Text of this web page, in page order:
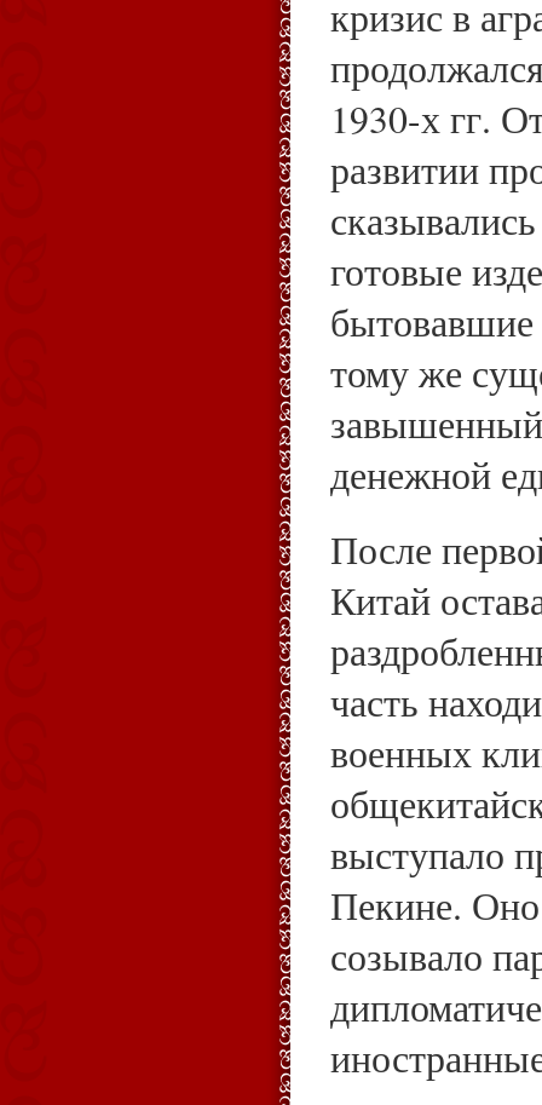
кризис в
1930-х гг.
развитии
готовые
тому же
денежной
После
Китай
часть
военных
выступало
Пекине.
созывало